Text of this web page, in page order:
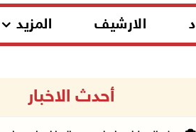
الارشيف المزيد
أحدث الاخبار